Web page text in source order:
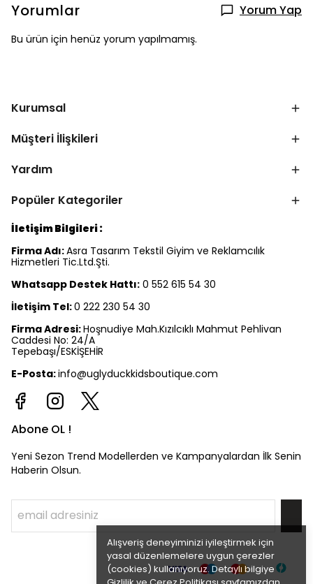
Alışveriş deneyiminizi iyileştirmek için
yasal düzenlemelere uygun çerezler
(cookies) kullanıyoruz. Detaylı bilgiye
Yorumlar Yorum Yap
Bu ürün için henüz yorum yapılmamış.
Kurumsal
Müşteri İlişkileri
Yardım
Popüler Kategoriler
İletişim Bilgileri :
Firma Adı:Asra Tasarım Tekstil Giyim ve Reklamcılık
Hizmetleri Tic.Ltd.Şti.
Whatsapp Destek Hattı: 0 552 615 54 30
İletişim Tel:0 222 230 54 30
Firma Adresi:Hoşnudiye Mah.Kızılcıklı Mahmut Pehlivan
Caddesi No: 24/A
Tepebaşı/ESKİŞEHİR
E-Posta:info@uglyduckkidsboutique.com
Abone OL !
Yeni Sezon Trend Modellerden ve Kampanyalardan İlk Senin
Haberin Olsun.